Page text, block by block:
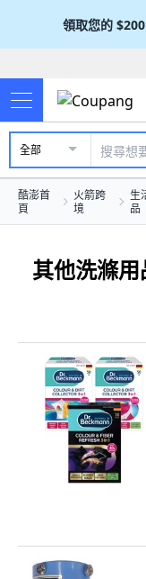
領取您的 $200
全部
酷澎首
頁
火箭跨
境
生
品
其他洗滌用